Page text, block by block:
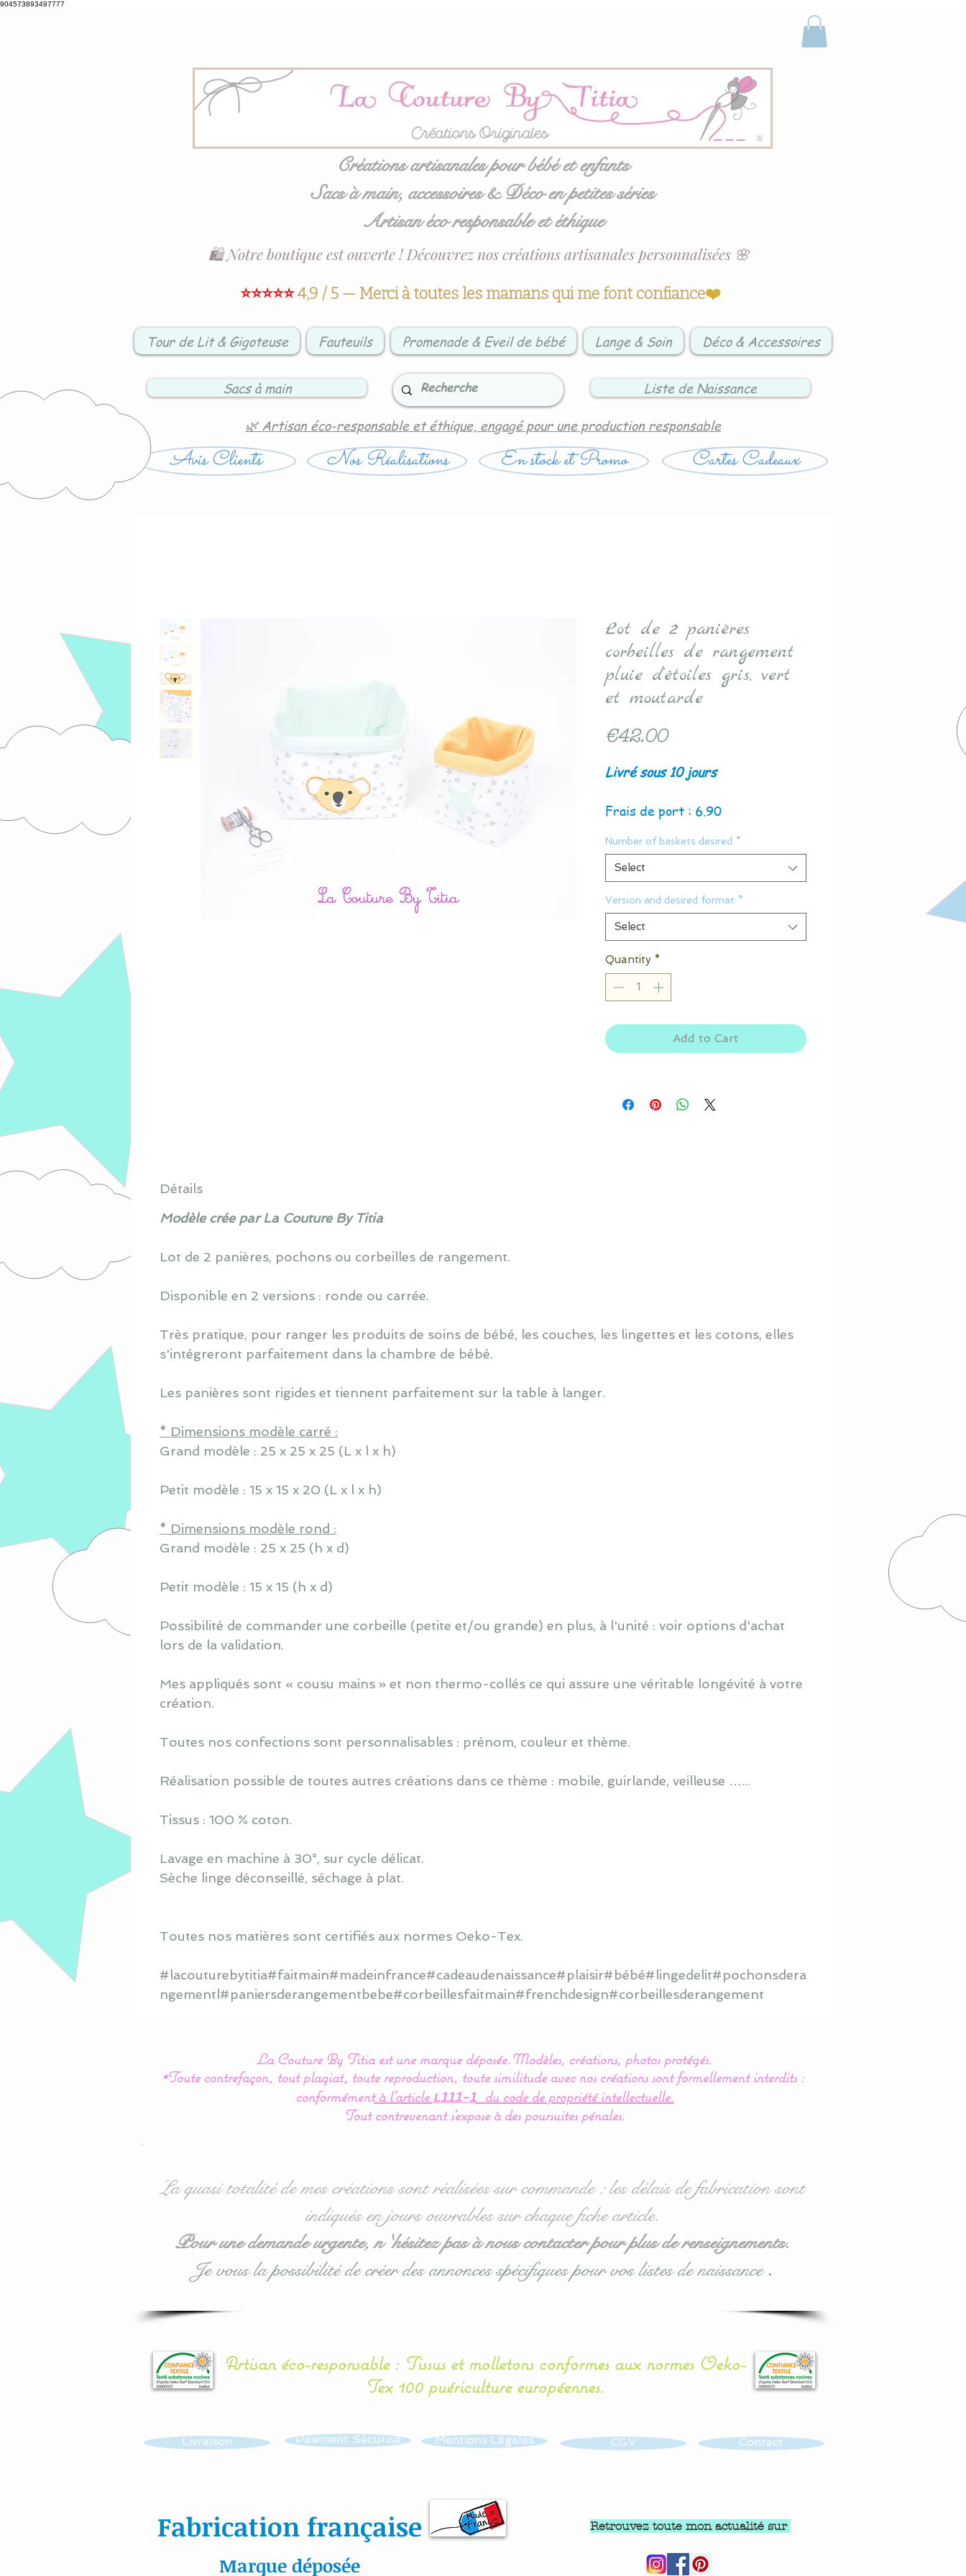
904573893497777
Créations artisanales pour bébé et enfants
Sacs à main, accessoires & Déco en petites séries
Artisan éco responsable et éthique
⭐⭐⭐⭐⭐4,9 / 5 — Merci à toutes les mamans qui me font confiance❤️
🛍️ Notre boutique est ouverte ! Découvrez nos créations artisanales personnalisées 🌸
Tour de Lit & Gigoteuse Fauteuils Promenade & Eveil de bébé Lange & Soin Déco & Accessoires
Sacs à main Liste de Naissance
🌿 Artisan éco-responsable et éthique, engagé pour une production responsable
Avis Clients Nos Réalisations En stock et Promo Cartes Cadeaux
Lot de 2 panières
corbeilles de rangement
pluie d'étoiles gris, vert
et moutarde
€42.00Price
Livré sous 10 jours
Frais de port : 6.90
Number of baskets desired *
Select
Version and desired format *
Select
Quantity *
Add to Cart
Détails
Modèle crée par La Couture By Titia
Lot de 2 panières, pochons ou corbeilles de rangement.
Disponible en 2 versions : ronde ou carrée.
Très pratique, pour ranger les produits de soins de bébé, les couches, les lingettes et les cotons, elles
s'intégreront parfaitement dans la chambre de bébé.
Les panières sont rigides et tiennent parfaitement sur la table à langer.
* Dimensions modèle carré :
Grand modèle : 25 x 25 x 25 (L x l x h)
Petit modèle : 15 x 15 x 20 (L x l x h)
* Dimensions modèle rond :
Grand modèle : 25 x 25 (h x d)
Petit modèle : 15 x 15 (h x d)
Possibilité de commander une corbeille (petite et/ou grande) en plus, à l'unité : voir options d'achat
lors de la validation.
Mes appliqués sont « cousu mains » et non thermo-collés ce qui assure une véritable longévité à votre
création.
Toutes nos confections sont personnalisables : prénom, couleur et thème.
Réalisation possible de toutes autres créations dans ce thème : mobile, guirlande, veilleuse …...
Tissus : 100 % coton.
Lavage en machine à 30°, sur cycle délicat.
Sèche linge déconseillé, séchage à plat.
Toutes nos matières sont certifiés aux normes Oeko-Tex.
#lacouturebytitia#faitmain#madeinfrance#cadeaudenaissance#plaisir#bébé#lingedelit#pochonsdera
ngementl#paniersderangementbebe#corbeillesfaitmain#frenchdesign#corbeillesderangement
La Couture By Titia est une marque déposée. Modèles, créations, photos protégés.
*Toute contrefaçon, tout plagiat, toute reproduction, toute similitude avec nos créations sont formellement interdits :
conformémentà l’article L111-1
du code de propriété intellectuelle.
Tout contrevenant s'expose à des poursuites pénales.
La quasi totalité de mes créations sont réalisées sur commande : les délais de fabrication sont
indiqués en jours ouvrables sur chaque fiche article.
Pour une demande urgente, n 'hésitez pas à nous contacter pour plus de renseignements.
Je vous la possibilité de créer des annonces spécifiques pour vos listes de naissance.
Artisan éco-responsable : Tissus et molletons conformes aux normes Oeko-
Tex 100 puériculture européennes.
Livraison Paiement Sécurisé Mentions Légales
Fabrication française
Marque déposée
CGV Contact
Retrouvez toute mon actualité sur